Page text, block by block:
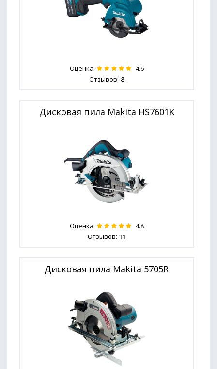
Оценка: 4.6
Отзывов: 8
Дисковая пила Makita HS7601K
Оценка: 4.8
Отзывов: 11
Дисковая пила Makita 5705R